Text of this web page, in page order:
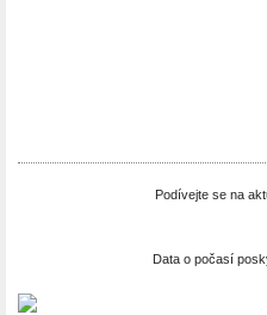
Podívejte se na
Data o počasí